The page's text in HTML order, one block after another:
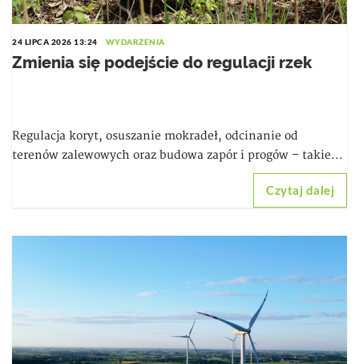
24 LIPCA 2026 13:24 WYDARZENIA
Zmienia się podejście do regulacji rzek
Regulacja koryt, osuszanie mokradeł, odcinanie od
terenów zalewowych oraz budowa zapór i progów – takie...
Czytaj dalej